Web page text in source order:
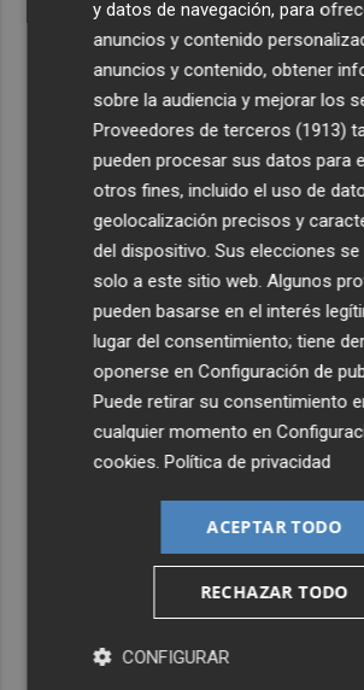
y datos de navegación, para
anuncios y contenido
anuncios y contenido, obtener
sobre la audiencia y mejorar los
Proveedores de terceros (1913)
pueden procesar sus datos para
otros fines, incluido el uso de
geolocalización precisos y
del dispositivo. Sus elecciones se
solo a este sitio web. Algunos
pueden basarse en el interés
lugar del consentimiento; tiene
oponerse enConfiguración de
Puede retirar su consentimiento
cualquier momento en
cookies .Política de privacidad
ACEPTAR TODO
RECHAZAR TODO
CONFIGURAR